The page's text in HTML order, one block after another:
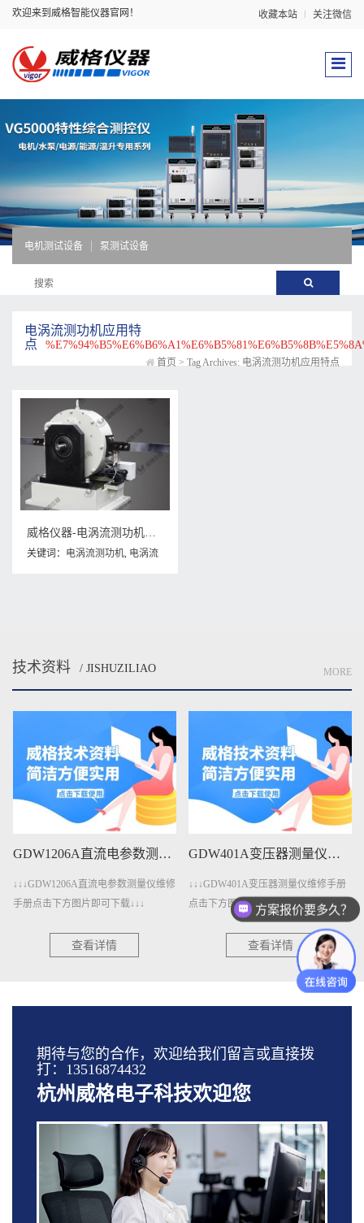
欢迎来到威格智能仪器官网！ 收藏本站 关注微信
电机测试设备 泵测试设备
电涡流测功机应用特
点
首页 > Tag Archives: 电涡流测功机应用特点
威格仪器-电涡流测功机的技术应用特点有哪些？
关键词： 电涡流测功机, 电涡流
技术资料 / JISHUZILIAO MORE
GDW1206A直流电参数测量仪维修手册下载
流电参数测量仪维修
即可下载↓↓↓
GDW401A变压器测量仪维修手册下载
↓↓↓GDW401A变压器测量仪维修手册
点击下方图片即可下载↓↓↓
↓↓↓GDW401变压
击下方图片即可
查
期待与您的合作，欢迎给我们留言或直接拨
打：13516874432
杭州威格电子科技欢迎您
方案报价要多久？